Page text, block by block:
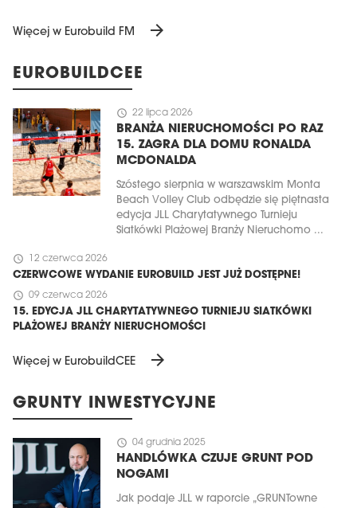
Więcej w Eurobuild FM arrow_forward
EUROBUILDCEE
schedule 22 lipca 2026
BRANŻA NIERUCHOMOŚCI PO RAZ
15. ZAGRA DLA DOMU RONALDA
MCDONALDA
Szóstego sierpnia w warszawskim Monta
Beach Volley Club odbędzie się piętnasta
edycja JLL Charytatywnego Turnieju
Siatkówki Plażowej Branży Nieruchomo ...
schedule 12 czerwca 2026
CZERWCOWE WYDANIE EUROBUILD JEST JUŻ DOSTĘPNE!
schedule 09 czerwca 2026
15. EDYCJA JLL CHARYTATYWNEGO TURNIEJU SIATKÓWKI
PLAŻOWEJ BRANŻY NIERUCHOMOŚCI
Więcej w EurobuildCEE arrow_forward
GRUNTY INWESTYCYJNE
schedule 04 grudnia 2025
HANDLÓWKA CZUJE GRUNT POD
NOGAMI
Jak podaje JLL w raporcie „GRUNTowne